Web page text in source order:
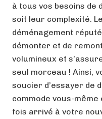
à tous vos besoins de
soit leur complexité.
déménagement
démonter et de
volumineux et
seul morceau ! Ainsi,
soucier d’essayer de
commode vous-
fois arrivé à votre